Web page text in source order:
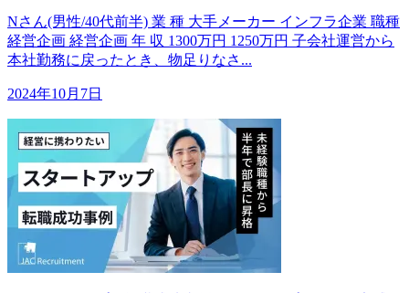
Nさん(男性/40代前半) 業 種 大手メーカー インフラ企業 職種
経営企画 経営企画 年 収 1300万円 1250万円 子会社運営から
本社勤務に戻ったとき、物足りなさ...
2024年10月7日